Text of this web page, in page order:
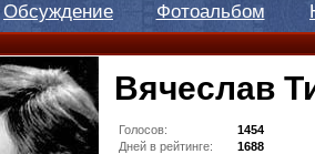
Обсуждение Фотоальбом
Вячеслав
Голосов:
1454
Дней в рейтинге:
1688